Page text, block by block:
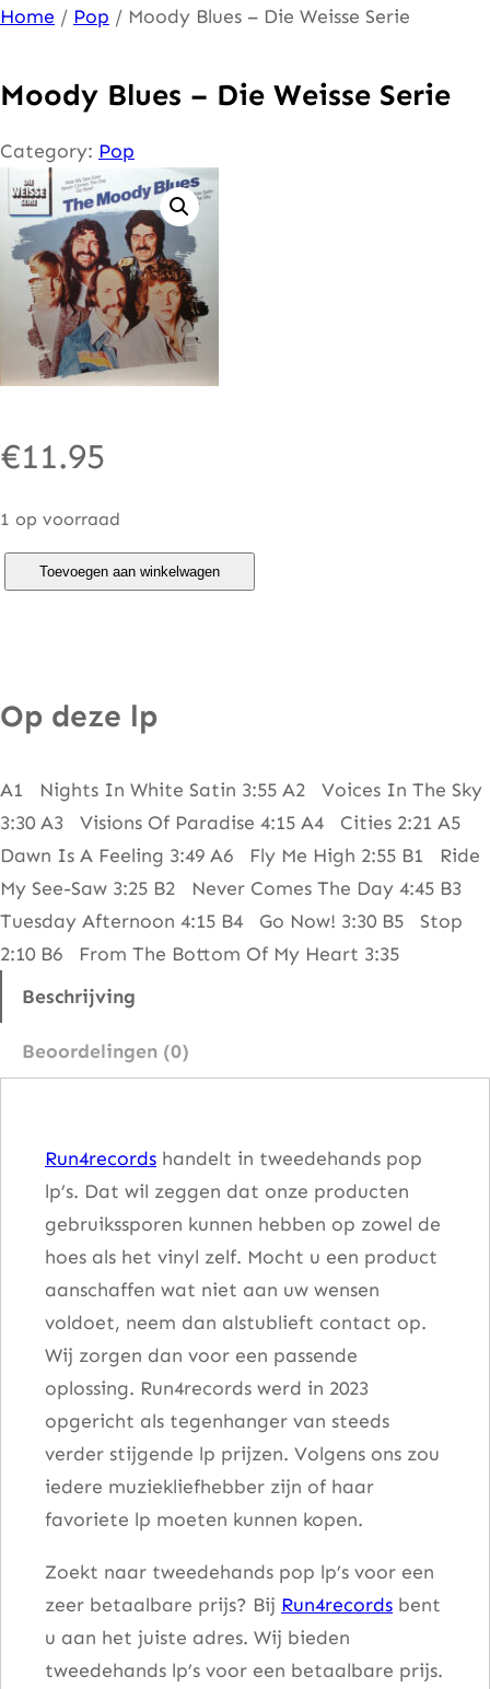
Ga
de
inhoud
Home / Pop / Moody Blues – Die Weisse Serie
Moody Blues – Die Weisse Serie
Category: Pop
€11.95
1 op voorraad
B
u
e
s
–
D
i
W
Toevoegen aan winkelwagen
Op deze lp
A1 Nights In White Satin 3:55 A2 Voices In The Sky
3:30 A3 Visions Of Paradise 4:15 A4 Cities 2:21 A5
Dawn Is A Feeling 3:49 A6 Fly Me High 2:55 B1 Ride
My See-Saw 3:25 B2 Never Comes The Day 4:45 B3
Tuesday Afternoon 4:15 B4 Go Now! 3:30 B5 Stop
2:10 B6 From The Bottom Of My Heart 3:35
Beschrijving
Beoordelingen (0)
Run4records handelt in tweedehands pop
lp’s. Dat wil zeggen dat onze producten
gebruikssporen kunnen hebben op zowel de
hoes als het vinyl zelf. Mocht u een product
aanschaffen wat niet aan uw wensen
voldoet, neem dan alstublieft contact op.
Wij zorgen dan voor een passende
oplossing. Run4records werd in 2023
opgericht als tegenhanger van steeds
verder stijgende lp prijzen. Volgens ons zou
iedere muziekliefhebber zijn of haar
favoriete lp moeten kunnen kopen.
Zoekt naar tweedehands pop lp’s voor een
zeer betaalbare prijs? Bij Run4records bent
u aan het juiste adres. Wij bieden
tweedehands lp’s voor een betaalbare prijs.